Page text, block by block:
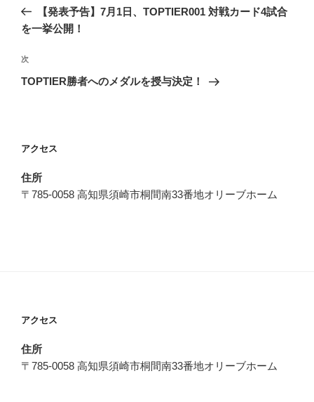
ナ
ゲ
ー
の
投
【発表予告】7月1日、TOPTIER001 対戦カード4試合
を一挙公開！
次
の
次
TOPTIER勝者へのメダルを授与決定！
アクセス
住所
〒785-0058 高知県須崎市桐間南33番地オリーブホーム
アクセス
住所
〒785-0058 高知県須崎市桐間南33番地オリーブホーム